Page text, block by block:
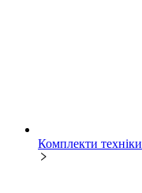
Комплекти техніки